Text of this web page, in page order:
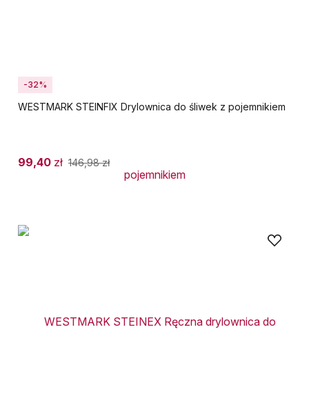
-32%
WESTMARK STEINFIX Drylownica do śliwek z pojemnikiem
99,40 zł 146,98zł